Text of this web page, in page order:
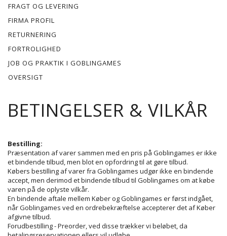
FRAGT OG LEVERING
FIRMA PROFIL
RETURNERING
FORTROLIGHED
JOB OG PRAKTIK I GOBLINGAMES
OVERSIGT
BETINGELSER & VILKÅR
Bestilling:
Præsentation af varer sammen med en pris på Goblingames er ikke
et bindende tilbud, men blot en opfordring til at gøre tilbud.
Købers bestilling af varer fra Goblingames udgør ikke en bindende
accept, men derimod et bindende tilbud til Goblingames om at købe
varen på de oplyste vilkår.
En bindende aftale mellem Køber og Goblingames er først indgået,
når Goblingames ved en ordrebekræftelse accepterer det af Køber
afgivne tilbud.
Forudbestilling - Preorder, ved disse trækker vi beløbet, da